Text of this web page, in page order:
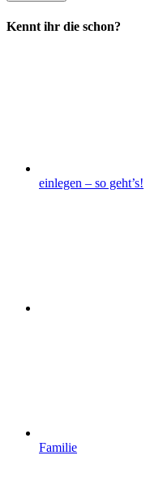
Kennt ihr die schon?
einlegen – so geht’s!
Familie